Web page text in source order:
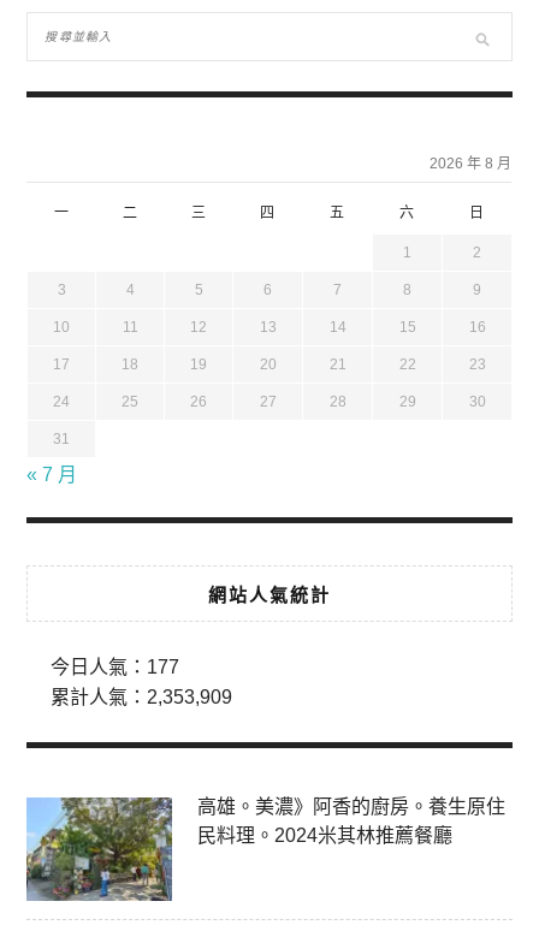
2026 年 8 月
一 二 三 四 五 六 日
1 2
3 4 5 6 7 8 9
10 11 12 13 14 15 16
17 18 19 20 21 22 23
24 25 26 27 28 29 30
31
« 7 月
網站人氣統計
今日人氣： 177
累計人氣： 2,353,909
高雄。美濃》阿香的廚房。養生原住
民料理。2024米其林推薦餐廳